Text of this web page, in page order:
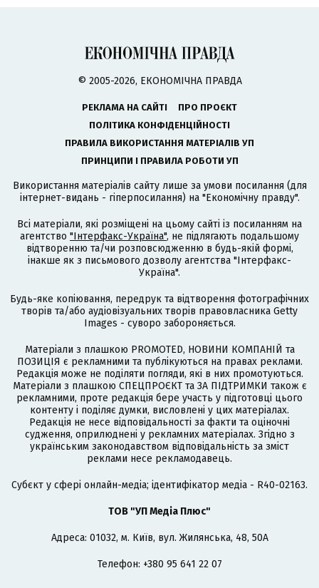
© 2005-2026, ЕКОНОМІЧНА ПРАВДА
РЕКЛАМА НА САЙТІ
ПРО ПРОЄКТ
ПОЛІТИКА КОНФІДЕНЦІЙНОСТІ
ПРАВИЛА ВИКОРИСТАННЯ МАТЕРІАЛІВ УП
ПРИНЦИПИ І ПРАВИЛА РОБОТИ УП
Використання матеріалів сайту лише за умови посилання (для
інтернет-видань - гіперпосилання) на "Економічну правду".
Всі матеріали, які розміщені на цьому сайті із посиланням на
агентство "Інтерфакс-Україна", не підлягають подальшому
відтворенню та/чи розповсюдженню в будь-якій формі,
інакше як з письмового дозволу агентства "Інтерфакс-
Україна".
Будь-яке копіювання, передрук та відтворення фотографічних
творів та/або аудіовізуальних творів правовласника Getty
Images - суворо забороняється.
Матеріали з плашкою PROMOTED, НОВИНИ КОМПАНІЙ та
ПОЗИЦІЯ є рекламними та публікуються на правах реклами.
Редакція може не поділяти погляди, які в них промотуються.
Матеріали з плашкою СПЕЦПРОЄКТ та ЗА ПІДТРИМКИ також є
рекламними, проте редакція бере участь у підготовці цього
контенту і поділяє думки, висловлені у цих матеріалах.
Редакція не несе відповідальності за факти та оціночні
судження, оприлюднені у рекламних матеріалах. Згідно з
українським законодавством відповідальність за зміст
реклами несе рекламодавець.
Cубєкт у сфері онлайн-медіа; ідентифікатор медіа - R40-02163.
ТОВ "УП Медіа Плюс"
Адреса: 01032, м. Київ, вул. Жилянська, 48, 50А
Телефон: +380 95 641 22 07